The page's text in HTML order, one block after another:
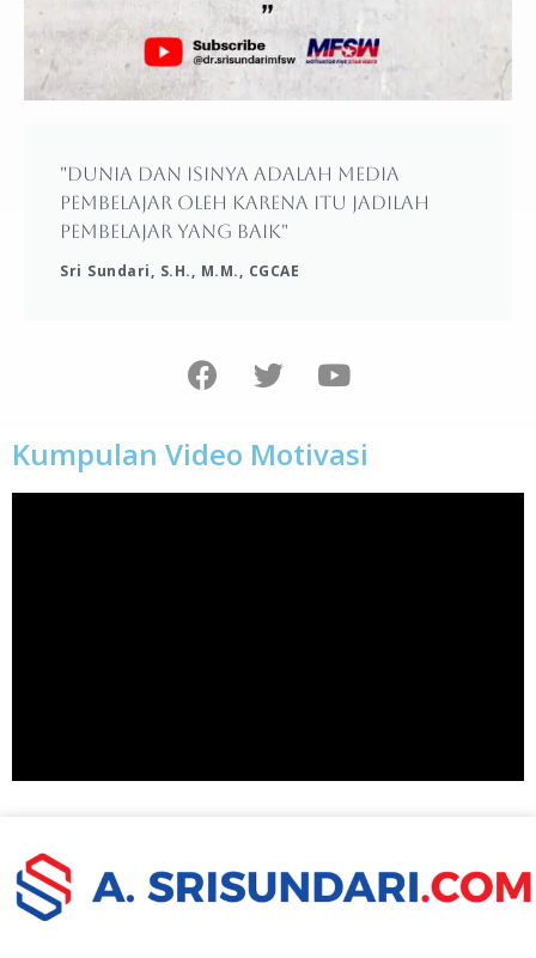
"Dunia dan isinya adalah media
pembelajar oleh karena itu jadilah
pembelajar yang baik"
Sri Sundari, S.H., M.M., CGCAE
Kumpulan Video Motivasi